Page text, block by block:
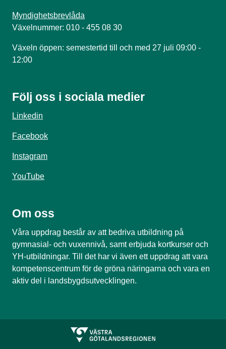
Myndighetsbrevlåda
Växelnummer: 010 - 455 08 30
Växeln öppen: semestertid till och med 27 juli 09:00 -
12:00
Följ oss i sociala medier
Linkedin
Facebook
Instagram
YouTube
Om oss
Våra uppdrag består av att bedriva utbildning på
gymnasial- och vuxennivå, samt erbjuda kortkurser och
YH-utbildningar. Till det har vi även ett uppdrag att vara
kompetenscentrum för de gröna näringarna och vara en
aktiv del i landsbygdsutvecklingen.